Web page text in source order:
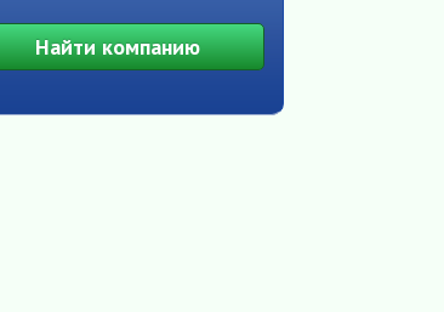
Найтикомпанию